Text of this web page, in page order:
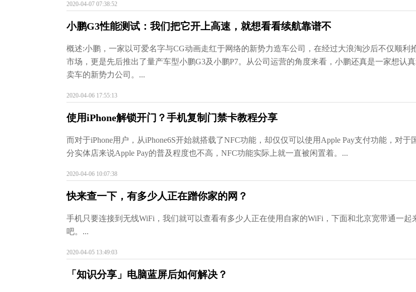
2020-04-07 07:38:52
小鹏G3性能测试：我们把它开上高速，就想看看续航靠谱不
概述:小鹏，一家以可爱名字与CG动画走红于网络的新势力造车公司，在经过大浪淘沙后不仅顺利
市场，更是先后推出了量产车型小鹏G3及小鹏P7。从公司运营的角度来看，小鹏还真是一家想认真
卖车的新势力公司。...
2020-04-06 17:55:13
使用iPhone解锁开门？手机复制门禁卡教程分享
而对于iPhone用户，从iPhone6S开始就搭载了NFC功能，却仅仅可以使用Apple Pay支付功能，对于
分实体店来说Apple Pay的普及程度也不高，NFC功能实际上就一直被闲置着。...
2020-04-06 10:07:38
快来查一下，有多少人正在蹭你家的网？
手机只要连接到无线WiFi，我们就可以查看有多少人正在使用自家的WiFi，下面和北京宽带通一起
吧。...
2020-04-05 13:49:03
「知识分享」电脑蓝屏后如何解决？